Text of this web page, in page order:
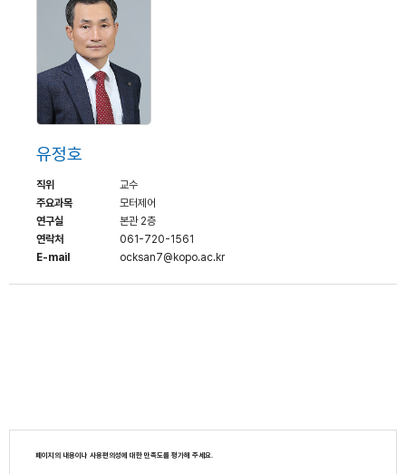
유정호
직위
교수
주요과목
모터제어
연구실
본관 2층
연락처
061-720-1561
E-mail
ocksan7@kopo.ac.kr
페이지의 내용이나 사용편의성에 대한 만족도를 평가해 주세요.